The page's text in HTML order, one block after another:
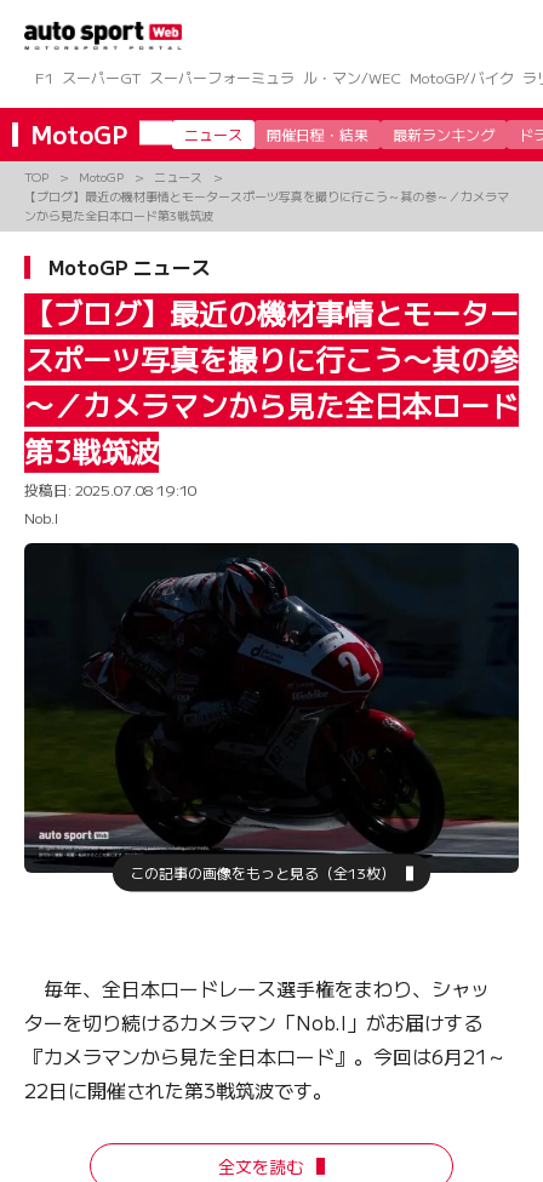
ツ
へ
ス
キ
F1 スーパーGT スーパーフォーミュラ ル・マン/WEC MotoGP/バイク ラ
MotoGP ニュース 開催日程・結果 最新ランキング ド
TOP MotoGP
ニュース
【ブログ】最近の機材事情とモータースポーツ写真を撮りに行こう～其の参～／カメラマ
ンから見た全日本ロード第3戦筑波
MotoGP ニュース
【ブログ】最近の機材事情とモーター
スポーツ写真を撮りに行こう～其の参
～／カメラマンから見た全日本ロード
第3戦筑波
投稿日: 2025.07.08 19:10
Nob.I
この記事の画像をもっと見る（全13枚）
毎年、全日本ロードレース選手権をまわり、シャッ
ターを切り続けるカメラマン「Nob.I」がお届けする
『カメラマンから見た全日本ロード』。今回は6月21～
22日に開催された第3戦筑波です。
全文を読む